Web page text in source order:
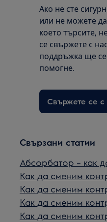
Ако не сте
или не можете
което търсите,
се свържете с
поддръжка ще
помогне.
Свържете се с
Свързани статии
Абсорбатор – как
Как да сменим
Как да сменим
Как да сменим
Как да сменим